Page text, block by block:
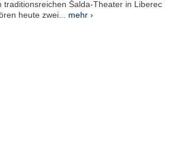
traditionsreichen Šalda-Theater in Liberec
heute zwei... mehr ›